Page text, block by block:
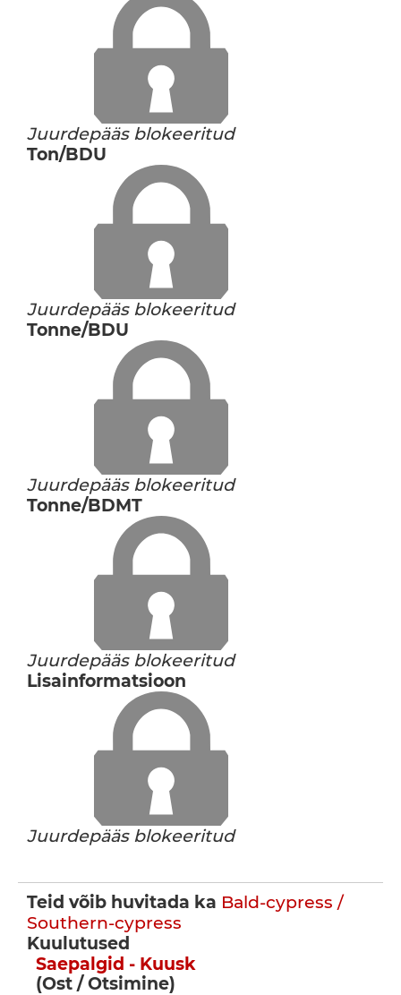
Juurdepääs blokeeritud
Ton/BDU
Juurdepääs blokeeritud
Tonne/BDU
Juurdepääs blokeeritud
Tonne/BDMT
Juurdepääs blokeeritud
Lisainformatsioon
Juurdepääs blokeeritud
Teid võib huvitada ka Bald-cypress /
Southern-cypress
Kuulutused
Saepalgid - Kuusk
(Ost / Otsimine)